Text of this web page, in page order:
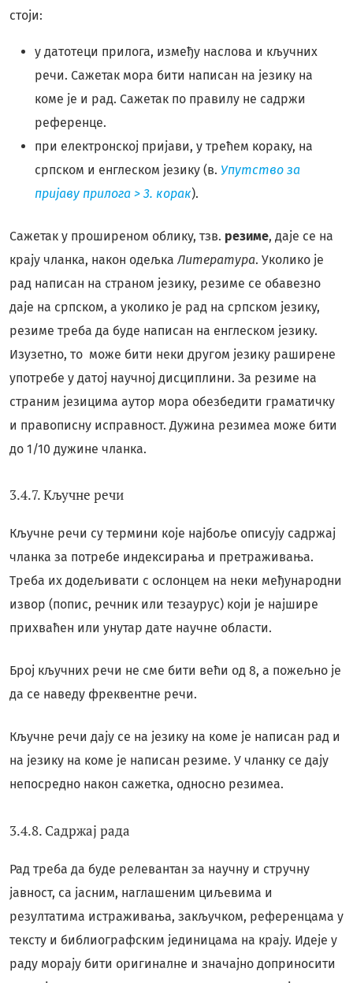
стоји:
у датотеци прилога, између наслова и кључних
речи. Сажетак мора бити написан на језику на
коме је и рад. Сажетак по правилу не садржи
референце.
при електронској пријави, у трећем кораку, на
српском и енглеском језику (в. Упутство за
пријаву прилога > 3. корак).
Сажетак у проширеном облику, тзв. резиме, даје се на
крају чланка, након одељка Литература. Уколико је
рад написан на страном језику, резиме се обавезно
даје на српском, а уколико је рад на српском језику,
резиме треба да буде написан на енглеском језику.
Изузетно, то може бити неки другом језику раширене
употребе у датој научној дисциплини. За резиме на
страним језицима аутор мора обезбедити граматичку
и правописну исправност. Дужина резимеа може бити
до 1/10 дужине чланка.
3.4.7. Кључне речи
Кључне речи су термини које најбоље описују садржај
чланка за потребе индексирања и претраживања.
Треба их додељивати с ослонцем на неки међународни
извор (попис, речник или тезаурус) који је најшире
прихваћен или унутар дате научне области.
Број кључних речи не сме бити већи од 8, а пожељно је
да се наведу фреквентне речи.
Кључне речи дају се на језику на коме је написан рад и
на језику на коме је написан резиме. У чланку се дају
непосредно након сажетка, односно резимеа.
3.4.8. Садржај рада
Рад треба да буде релевантан за научну и стручну
јавност, са јасним, наглашеним циљевима и
резултатима истраживања, закључком, референцама у
тексту и библиографским јединицама на крају. Идеје у
раду морају бити оригиналне и значајно доприносити